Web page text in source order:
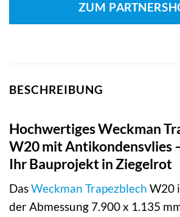
ZUM
BESCHREIBUNG
Hochwertiges Weckman
W20 mit Antikondensvlies
Ihr Bauprojekt in Ziegelrot
DasWeckman Trapezblech W20
der Abmessung 7.900 x 1.135